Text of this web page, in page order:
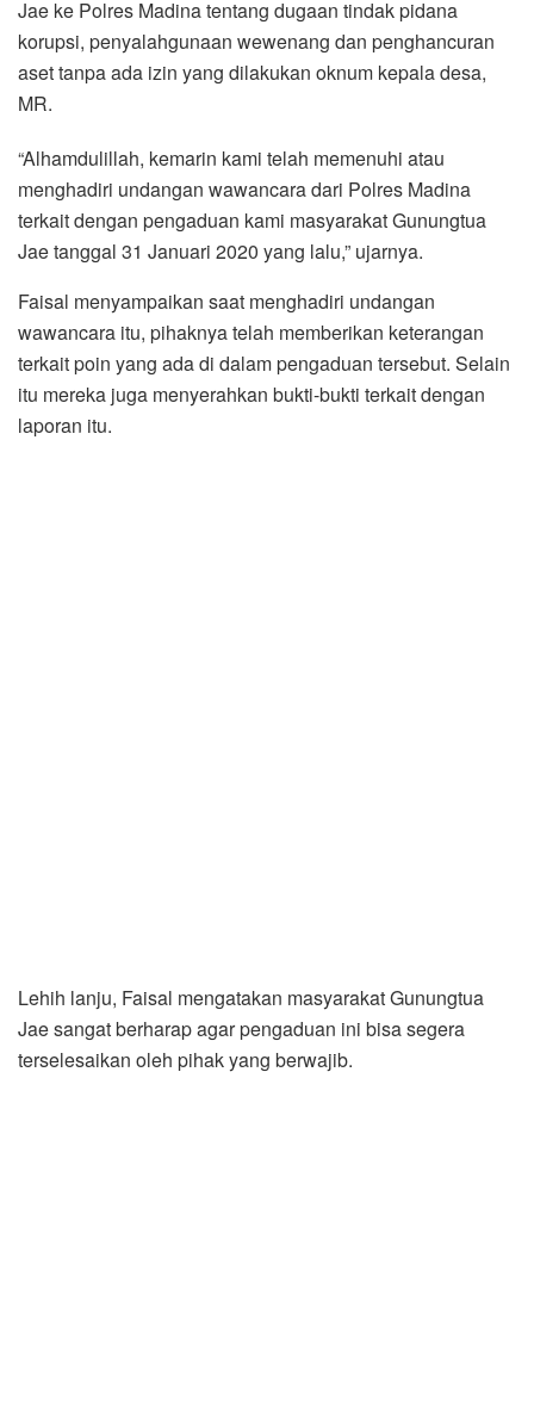
Jae ke Polres Madina tentang dugaan tindak pidana
korupsi, penyalahgunaan wewenang dan penghancuran
aset tanpa ada izin yang dilakukan oknum kepala desa,
MR.
“Alhamdulillah, kemarin kami telah memenuhi atau
menghadiri undangan wawancara dari Polres Madina
terkait dengan pengaduan kami masyarakat Gunungtua
Jae tanggal 31 Januari 2020 yang lalu,” ujarnya.
Faisal menyampaikan saat menghadiri undangan
wawancara itu, pihaknya telah memberikan keterangan
terkait poin yang ada di dalam pengaduan tersebut. Selain
itu mereka juga menyerahkan bukti-bukti terkait dengan
laporan itu.
Lehih lanju, Faisal mengatakan masyarakat Gunungtua
Jae sangat berharap agar pengaduan ini bisa segera
terselesaikan oleh pihak yang berwajib.